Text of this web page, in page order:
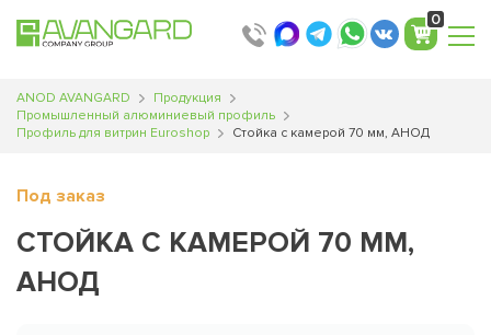
0
ANOD AVANGARD
Продукция
Промышленный алюминиевый профиль
Профиль для витрин Euroshop
Стойка с камерой 70 мм, АНОД
Под заказ
СТОЙКА С КАМЕРОЙ 70 ММ,
АНОД